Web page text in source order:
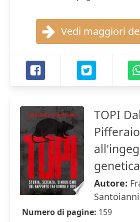
Vedi maggiori
TOPI
genetica
Autore:
Santoianni
Numero di pagine: 159